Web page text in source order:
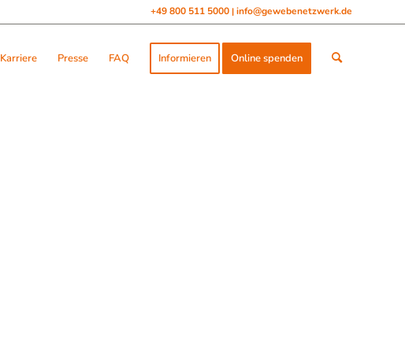
+49 800 511 5000 | info@gewebenetzwerk.de
Karriere Presse FAQ Informieren Online spenden